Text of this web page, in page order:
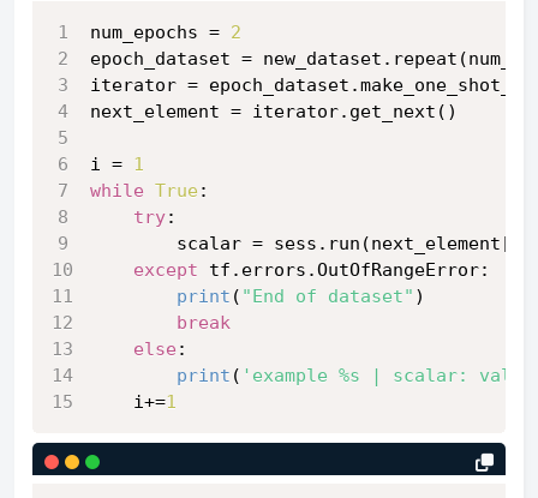
num_epochs = 2
epoch_dataset =
iterator =
next_element = iterator.get_next()
i = 1
while True :
try:
        scalar = sess.run(next_element[
except tf.errors.OutOfRangeError:
print ( "End of dataset" )
break
else :
print ( 'example %s | scalar:
    i+=
1